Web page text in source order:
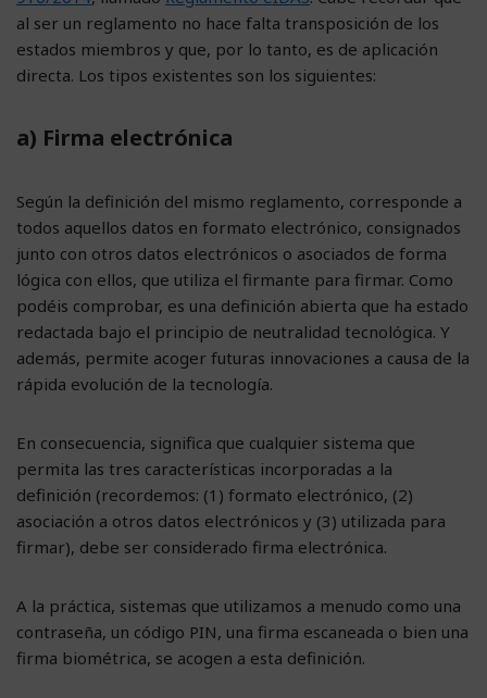
al ser un reglamento no hace falta transposición de los
estados miembros y que, por lo tanto, es de aplicación
directa. Los tipos existentes son los siguientes:
a) Firma electrónica
Según la definición del mismo reglamento, corresponde a
todos aquellos datos en formato electrónico, consignados
junto con otros datos electrónicos o asociados de forma
lógica con ellos, que utiliza el firmante para firmar. Como
podéis comprobar, es una definición abierta que ha estado
redactada bajo el principio de neutralidad tecnológica. Y
además, permite acoger futuras innovaciones a causa de la
rápida evolución de la tecnología.
En consecuencia, significa que cualquier sistema que
permita las tres características incorporadas a la
definición (recordemos: (1) formato electrónico, (2)
asociación a otros datos electrónicos y (3) utilizada para
firmar), debe ser considerado firma electrónica.
A la práctica, sistemas que utilizamos a menudo como una
contraseña, un código PIN, una firma escaneada o bien una
firma biométrica, se acogen a esta definición.